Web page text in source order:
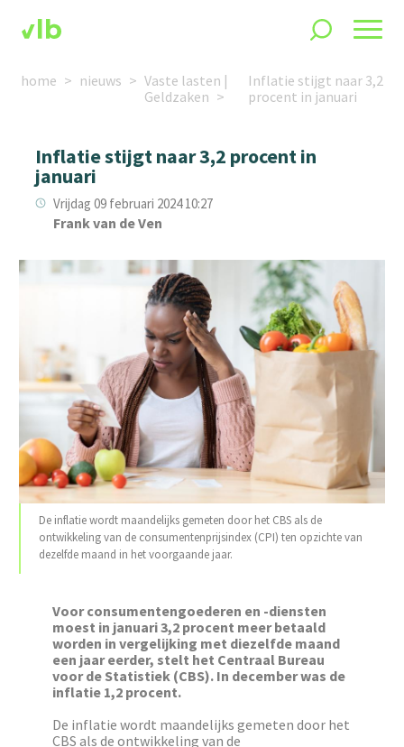
home nieuws
Vaste lasten |
Geldzaken
Inflatie stijgt naar 3,2
procent in januari
Inflatie stijgt naar 3,2 procent in
januari
Vrijdag 09 februari 2024 10:27
Frank van de Ven
De inflatie wordt maandelijks gemeten door het CBS als de
ontwikkeling van de consumentenprijsindex (CPI) ten opzichte van
dezelfde maand in het voorgaande jaar.
Voor consumentengoederen en -diensten
moest in januari 3,2 procent meer betaald
worden in vergelijking met diezelfde maand
een jaar eerder, stelt het Centraal Bureau
voor de Statistiek (CBS). In december was de
inflatie 1,2 procent.
De inflatie wordt maandelijks gemeten door het
CBS als de ontwikkeling van de